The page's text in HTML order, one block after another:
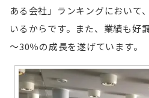
ある会社」ランキングにおいて
いるからです。また、業績も好
～30％の成長を遂げています。